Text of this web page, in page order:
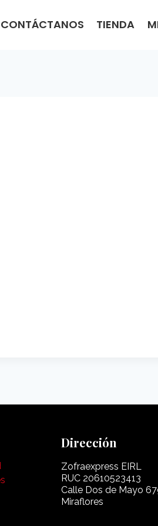
CONTÁCTANOS TIENDA
Dirección
Zofraexpress EIRL
RUC 20610523413
Calle Dos de Mayo
Miraflores